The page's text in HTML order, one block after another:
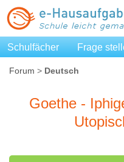
Schulfächer Frage
Forum > Deutsch
Goethe -